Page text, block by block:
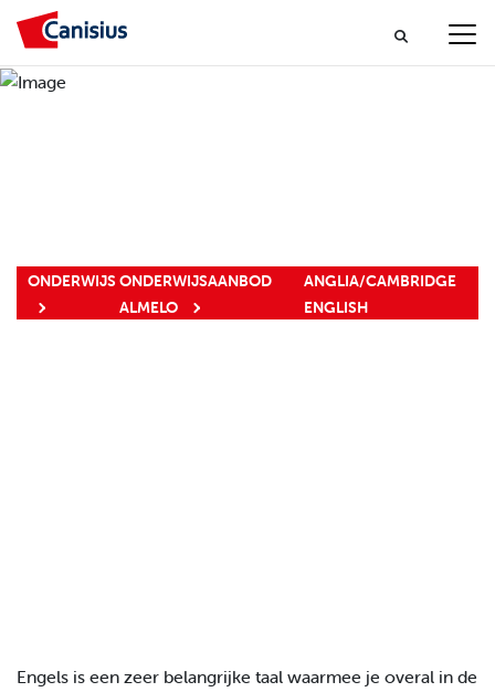
ONDERWIJS ONDERWIJSAANBOD
ALMELO
ANGLIA/CAMBRIDGE
ENGLISH
Engels is een zeer belangrijke taal waarmee je overal in de